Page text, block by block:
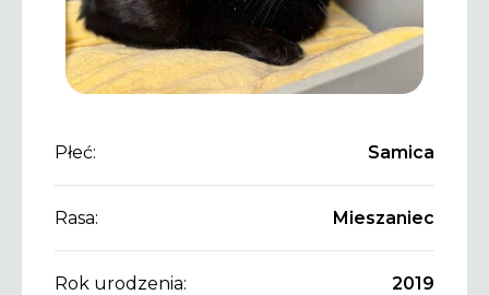
Płeć: Samica
Rasa: Mieszaniec
Rok urodzenia: 2019